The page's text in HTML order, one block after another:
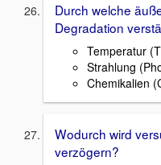
Durch welche
Degradation
Temperatur
Strahlung
Chemikalien
Wodurch wird
verzögern?